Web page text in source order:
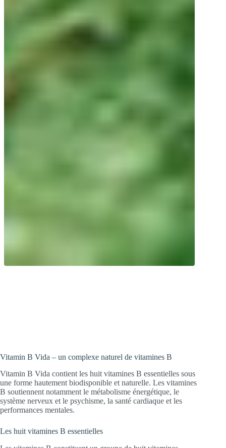
Vitamin B Vida – un complexe naturel de vitamines B
Vitamin B Vida contient les huit vitamines B essentielles sous
une forme hautement biodisponible et naturelle. Les vitamines
B soutiennent notamment le métabolisme énergétique, le
système nerveux et le psychisme, la santé cardiaque et les
performances mentales.
Les huit vitamines B essentielles